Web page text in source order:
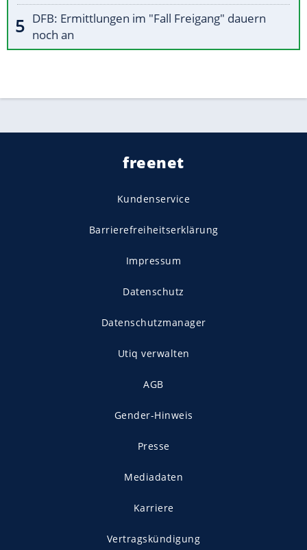
DFB: Ermittlungen im "Fall Freigang" dauern
noch an
freenet
Kundenservice
Barrierefreiheitserklärung
Impressum
Datenschutz
Datenschutzmanager
Utiq verwalten
AGB
Gender-Hinweis
Presse
Mediadaten
Karriere
Vertragskündigung